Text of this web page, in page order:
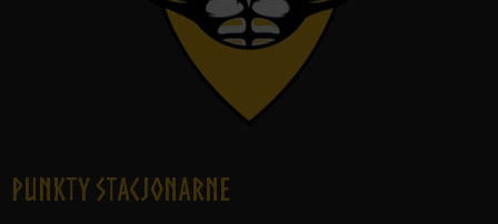
Punkty Stacjonarne